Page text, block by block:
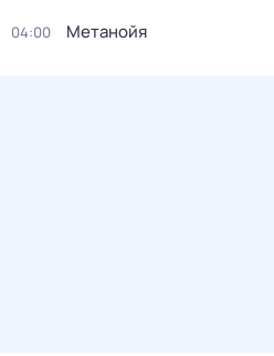
04:00 Метанойя